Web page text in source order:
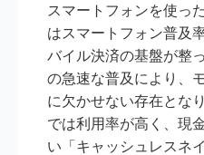
スマートフォンを使っ
はスマートフォン普及
バイル決済の基盤が整
の急速な普及により、
に欠かせない存在とな
では利用率が高く、現
い「キャッシュレスネ